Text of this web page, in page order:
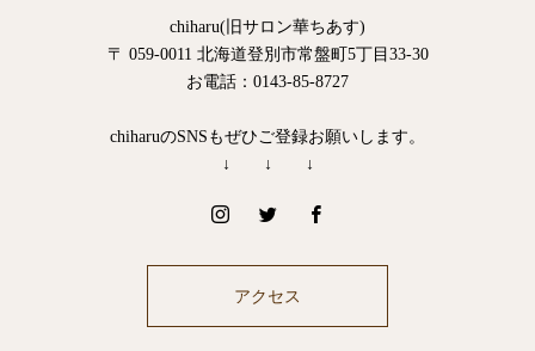
chiharu(旧サロン華ちあす)
〒 059-0011 北海道登別市常盤町5丁目33-30
お電話：0143-85-8727
chiharuのSNSもぜひご登録お願いします。
↓ ↓ ↓
アクセス